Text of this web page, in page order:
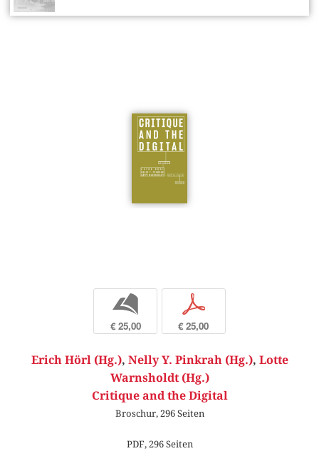
b
€ 25,00
p
€ 25,00
Erich Hörl (Hg.), Nelly Y. Pinkrah (Hg.), Lotte
Warnsholdt (Hg.)
Critique and the Digital
Broschur, 296 Seiten
PDF, 296 Seiten